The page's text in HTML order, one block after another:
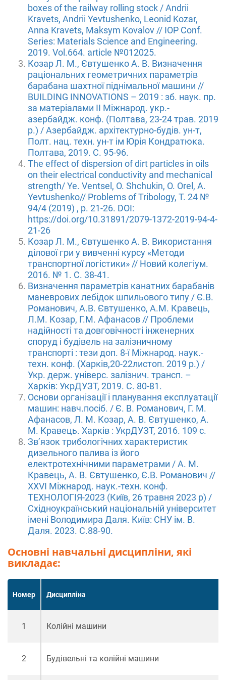
boxes of the railway rolling stock / Andrii
Kravets, Andrii Yevtushenko, Leonid Kozar,
Anna Kravets, Maksym Kovalov // IOP Conf.
Series: Materials Science and Engineering.
2019. Vol.664. article №012025.
Козар Л. М., Євтушенко А. В. Визначення
раціональних геометричних параметрів
барабана шахтної піднімальної машини //
BUILDING INNOVATIONS – 2019 : зб. наук. пр.
за матеріалами ІІ Міжнарод. укр.-
азербайдж. конф. (Полтава, 23-24 трав. 2019
р.) / Азербайдж. архітектурно-будів. ун-т,
Полт. нац. техн. ун-т ім Юрія Кондратюка.
Полтава, 2019. С. 95-96.
The effect of dispersion of dirt particles in oils
on their electrical conductivity and mechanical
strength/ Ye. Ventsel, O. Shchukin, O. Orel, A.
Yevtushenko// Problems of Tribology, Т. 24 №
94/4 (2019) , р. 21-26. DOI:
https://doi.org/10.31891/2079-1372-2019-94-4-
21-26
Козар Л. М., Євтушенко А. В. Використання
ділової гри у вивченні курсу «Методи
транспортної логістики» // Новий колегіум.
2016. № 1. С. 38-41.
Визначення параметрів канатних барабанів
маневрових лебідок шпильового типу / Є.В.
Романович, А.В. Євтушенко, А.М. Кравець,
Л.М. Козар, Г.М. Афанасов // Проблеми
надійності та довговічності інженерних
споруд і будівель на залізничному
транспорті : тези доп. 8-ї Міжнарод. наук.-
техн. конф. (Харків,20-22листоп. 2019 р.) /
Укр. держ. універс. залізнич. трансп. –
Харків: УкрДУЗТ, 2019. С. 80-81.
Основи організації і планування експлуатації
машин: навч.посіб. / Є. В. Романович, Г. М.
Афанасов, Л. М. Козар, А. В. Євтушенко, А.
М. Кравець. Харків : УкрДУЗТ, 2016. 109 с.
Зв’язок трибологічних характеристик
дизельного палива із його
електротехнічними параметрами / А. М.
Кравець, А. В. Євтушенко, Є.В. Романович //
XХVІ Міжнарод. наук.-техн. конф.
ТЕХНОЛОГІЯ-2023 (Київ, 26 травня 2023 р) /
Східноукраїнський національній університет
імені Володимира Даля. Київ: СНУ ім. В.
Даля. 2023. С.88-90.
Основні навчальні дисципліни, які
викладає:
Номер Дисципліна
1 Колійні машини
2 Будівельні та колійні машини